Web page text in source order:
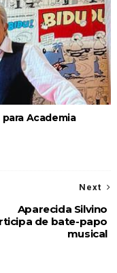
Academia
Next
Aparecida Silvino
de bate-papo
musical